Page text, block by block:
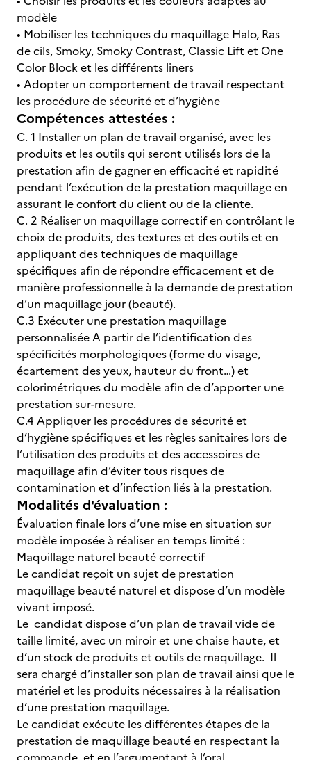
modèle
• Mobiliser les techniques du maquillage Halo, Ras
de cils, Smoky, Smoky Contrast, Classic Lift et One
Color Block et les différents liners
• Adopter un comportement de travail respectant
les procédure de sécurité et d’hygiène
Compétences attestées :
C. 1 Installer un plan de travail organisé, avec les
produits et les outils qui seront utilisés lors de la
prestation afin de gagner en efficacité et rapidité
pendant l’exécution de la prestation maquillage en
assurant le confort du client ou de la cliente.
C. 2 Réaliser un maquillage correctif en contrôlant le
choix de produits, des textures et des outils et en
appliquant des techniques de maquillage
spécifiques afin de répondre efficacement et de
manière professionnelle à la demande de prestation
d’un maquillage jour (beauté).
C.3 Exécuter une prestation maquillage
personnalisée A partir de l’identification des
spécificités morphologiques (forme du visage,
écartement des yeux, hauteur du front…) et
colorimétriques du modèle afin de d’apporter une
prestation sur-mesure.
C.4 Appliquer les procédures de sécurité et
d’hygiène spécifiques et les règles sanitaires lors de
l’utilisation des produits et des accessoires de
maquillage afin d’éviter tous risques de
contamination et d’infection liés à la prestation.
Modalités d'évaluation :
Évaluation finale lors d’une mise en situation sur
modèle imposée à réaliser en temps limité :
Maquillage naturel beauté correctif
Le candidat reçoit un sujet de prestation
maquillage beauté naturel et dispose d’un modèle
vivant imposé.
Le candidat dispose d’un plan de travail vide de
taille limité, avec un miroir et une chaise haute, et
d’un stock de produits et outils de maquillage. Il
sera chargé d’installer son plan de travail ainsi que le
matériel et les produits nécessaires à la réalisation
d’une prestation maquillage.
Le candidat exécute les différentes étapes de la
prestation de maquillage beauté en respectant la